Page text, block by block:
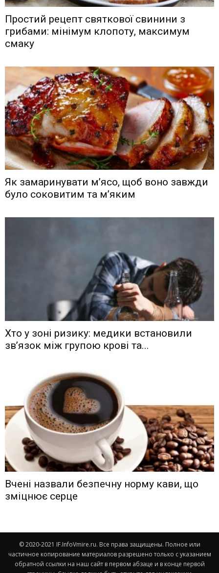
Простий рецепт святкової свинини з
грибами: мінімум клопоту, максимум
смаку
Як замаринувати м’ясо, щоб воно завжди
було соковитим та м’яким
Хто у зоні ризику: медики встановили
зв’язок між групою крові та...
Вчені назвали безпечну норму кави, що
зміцнює серце
© 2020-2021 IF.InfoVmire.ru. Все права защищены. Полное или
частичное копирование материалов разрешено только с указанием
обратной ссылки на наш сайт в первом абзаце и в конце первой